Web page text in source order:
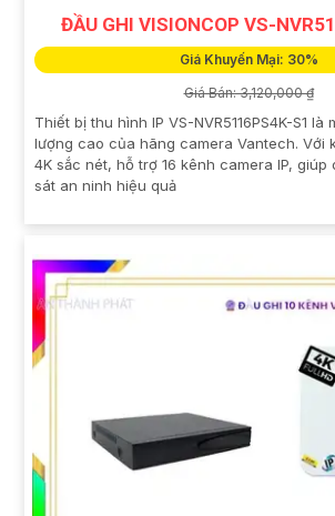
ĐẦU GHI VISIONCOP VS-
Giá Khuyến Mại: 30%
Giá Bán: 3,120,000 ₫
Thiết bị thu hình IP VS-NVR5116PS4K-S1 là
lượng cao của hãng camera Vantech. Với
4K sắc nét, hỗ trợ 16 kênh camera IP, giúp
sát an ninh hiệu quả